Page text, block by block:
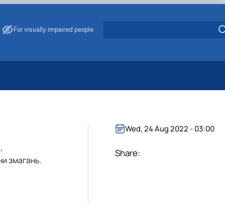
For visually impaired people
Saving
змагань.
Wed, 24 Aug 2022 - 03:00
Share: